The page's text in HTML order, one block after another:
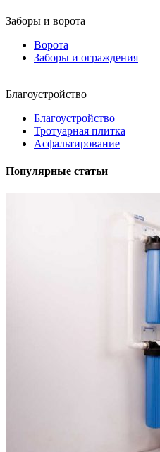
Заборы и ворота
Ворота
Заборы и ограждения
Благоустройство
Благоустройство
Тротуарная плитка
Асфальтирование
Популярные статьи